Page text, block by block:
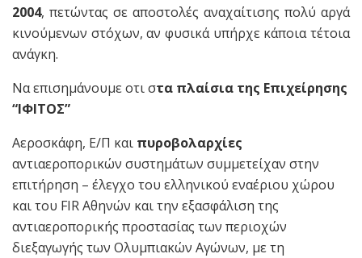
2004, πετώντας σε αποστολές αναχαίτισης πολύ αργά
κινούμενων στόχων, αν φυσικά υπήρχε κάποια τέτοια
ανάγκη.
Να επισημάνουμε οτι στα πλαίσια της Επιχείρησης
“ΙΦΙΤΟΣ”
Αεροσκάφη, Ε/Π και πυροβολαρχίες
αντιαεροπορικών συστημάτων συμμετείχαν στην
επιτήρηση – έλεγχο του ελληνικού εναέριου χώρου
και του FIR Αθηνών και την εξασφάλιση της
αντιαεροπορικής προστασίας των περιοχών
διεξαγωγής των Ολυμπιακών Αγώνων, με τη